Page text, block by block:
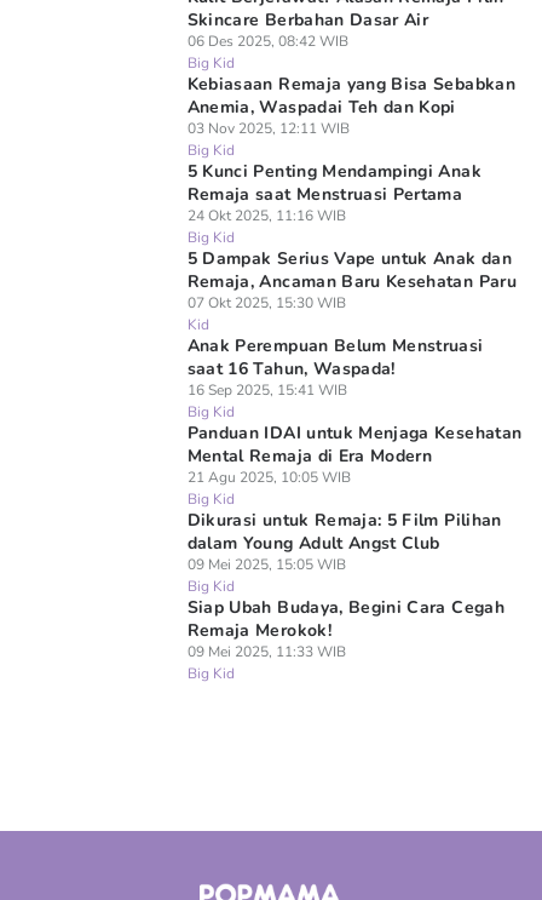
Skincare Berbahan Dasar Air
06 Des 2025, 08:42 WIB
Big Kid
Kebiasaan Remaja yang Bisa Sebabkan
Anemia, Waspadai Teh dan Kopi
03 Nov 2025, 12:11 WIB
Big Kid
5 Kunci Penting Mendampingi Anak
Remaja saat Menstruasi Pertama
24 Okt 2025, 11:16 WIB
Big Kid
5 Dampak Serius Vape untuk Anak dan
Remaja, Ancaman Baru Kesehatan Paru
07 Okt 2025, 15:30 WIB
Kid
Anak Perempuan Belum Menstruasi
saat 16 Tahun, Waspada!
16 Sep 2025, 15:41 WIB
Big Kid
Panduan IDAI untuk Menjaga Kesehatan
Mental Remaja di Era Modern
21 Agu 2025, 10:05 WIB
Big Kid
Dikurasi untuk Remaja: 5 Film Pilihan
dalam Young Adult Angst Club
09 Mei 2025, 15:05 WIB
Big Kid
Siap Ubah Budaya, Begini Cara Cegah
Remaja Merokok!
09 Mei 2025, 11:33 WIB
Big Kid